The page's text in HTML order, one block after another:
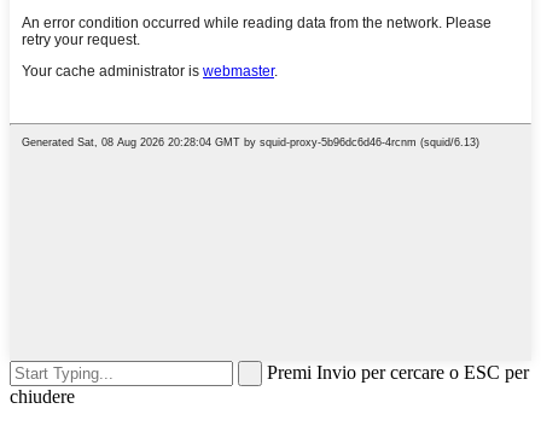
Premi Invio per cercare o ESC per
chiudere